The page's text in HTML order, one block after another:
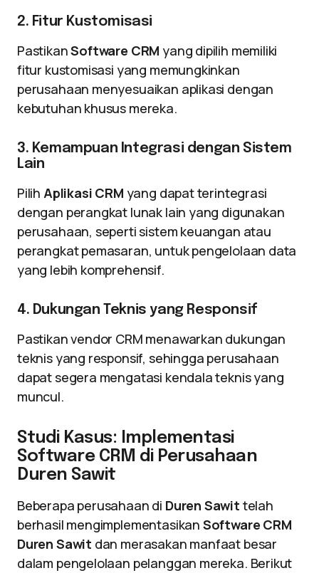
2. Fitur Kustomisasi
PastikanSoftware CRM yang dipilih memiliki
fitur kustomisasi yang memungkinkan
perusahaan menyesuaikan aplikasi dengan
kebutuhan khusus mereka.
3. Kemampuan Integrasi dengan Sistem
Lain
Pilih Aplikasi CRM yang dapat terintegrasi
dengan perangkat lunak lain yang digunakan
perusahaan, seperti sistem keuangan atau
perangkat pemasaran, untuk pengelolaan data
yang lebih komprehensif.
4. Dukungan Teknis yang Responsif
Pastikan vendor CRM menawarkan dukungan
teknis yang responsif, sehingga perusahaan
dapat segera mengatasi kendala teknis yang
muncul.
Studi Kasus: Implementasi
Software CRM di Perusahaan
Duren Sawit
Beberapa perusahaan di Duren Sawit telah
berhasil mengimplementasikan Software CRM
Duren Sawit dan merasakan manfaat besar
dalam pengelolaan pelanggan mereka. Berikut